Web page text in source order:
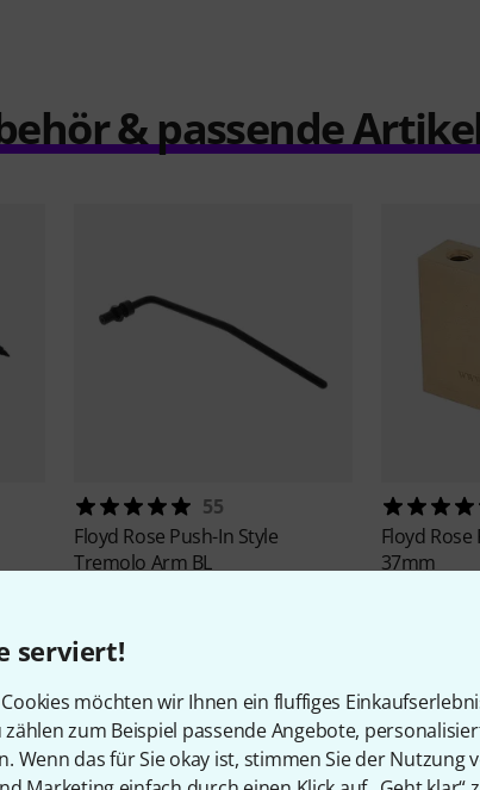
serviert!
möchten wir Ihnen ein fluffiges
zählen zum Beispiel passende Angebote,
Wenn das für Sie okay ist, stimmen Sie der Nutzung
& passende
55
Floyd Rose Push-In Style
Tremolo Arm BL
Floyd Rose
37mm